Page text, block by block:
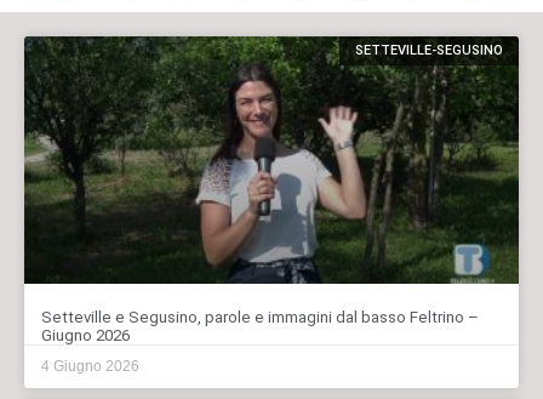
SETTEVILLE-SEGUSINO
Setteville e Segusino, parole e immagini dal basso Feltrino –
Giugno 2026
4 Giugno 2026